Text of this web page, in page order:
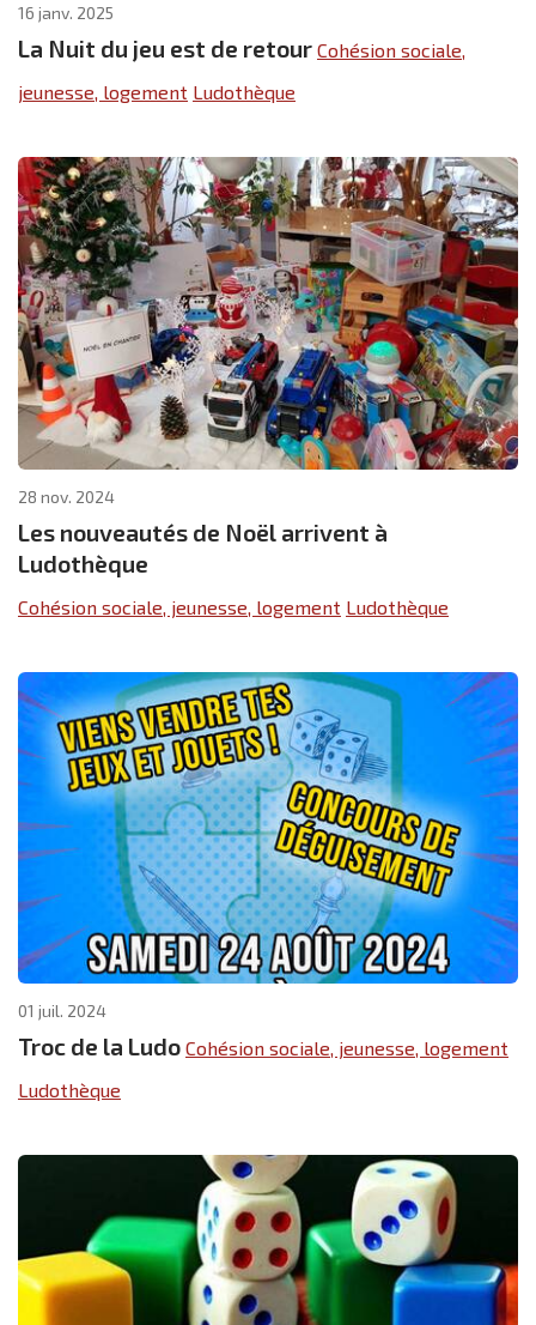
16 janv. 2025
La Nuit du jeu est de retour Cohésion sociale,
jeunesse, logement Ludothèque
28 nov. 2024
Les nouveautés de Noël arrivent à
Ludothèque
Cohésion sociale, jeunesse, logement Ludothèque
01 juil. 2024
Troc de la Ludo Cohésion sociale, jeunesse, logement
Ludothèque